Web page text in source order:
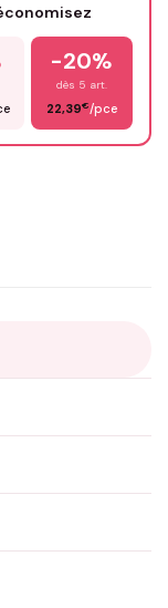
avant fabrication
-20%
dès 5 art.
22,39€/pce